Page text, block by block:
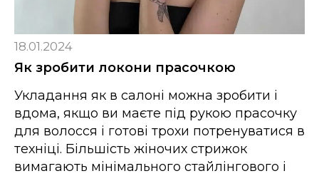
18.01.2024
Як зробити локони прасочкою
Укладання як в салоні можна зробити і
вдома, якщо ви маєте під рукою прасочку
для волосся і готові трохи потренуватися в
техніці. Більшість жіночих стрижок
вимагають мінімального стайлінгового і